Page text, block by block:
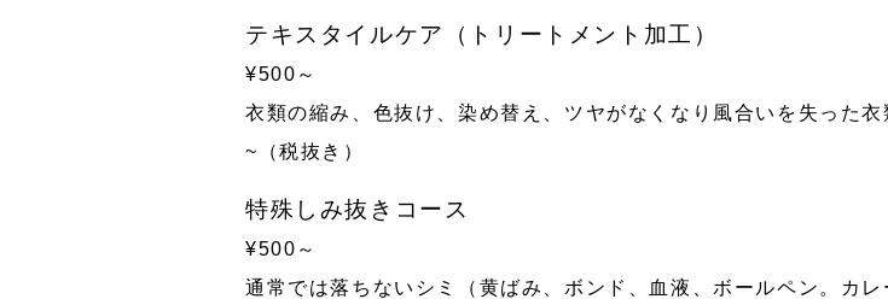
テキスタイルケア（トリートメント加工）
¥500～
衣類の縮み、色抜け、染め替え、ツヤがなくなり風合いを失った
~（税抜き）
特殊しみ抜きコース
¥500～
通常では落ちないシミ（黄ばみ、ボンド、血液、ボールペン。カ